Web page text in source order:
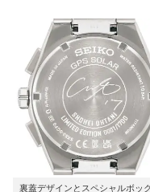
裏蓋デザインとスペシャルボッ